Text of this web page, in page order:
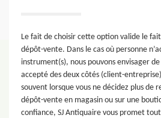
Le fait de choisir cette option valide le
dépôt-vente. Dans le cas où personne
instrument(s), nous pouvons envisager
accepté des deux côtés (client-
souvent lorsque vous ne décidez plus de
dépôt-vente en magasin ou sur une
confiance, SJ Antiquaire vous promet